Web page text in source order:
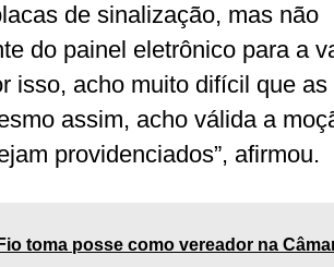
de sinalização, mas não
do painel eletrônico para a
isso, acho muito difícil que
assim, acho válida a
providenciados”, afirmou.
Fio toma posse como vereador na